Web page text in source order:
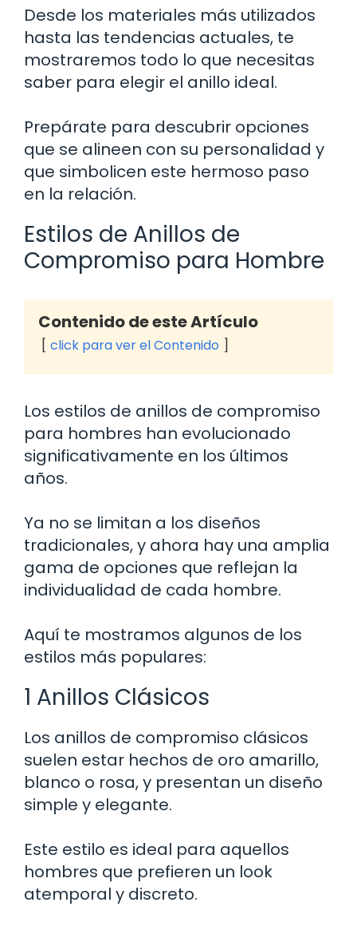
Desde los materiales más utilizados
hasta las tendencias actuales, te
mostraremos todo lo que necesitas
saber para elegir el anillo ideal.
Prepárate para descubrir opciones
que se alineen con su personalidad y
que simbolicen este hermoso paso
en la relación.
Estilos de Anillos de
Compromiso para Hombre
Contenido de este Artículo
click para ver el Contenido
Los estilos de anillos de compromiso
para hombres han evolucionado
significativamente en los últimos
años.
Ya no se limitan a los diseños
tradicionales, y ahora hay una amplia
gama de opciones que reflejan la
individualidad de cada hombre.
Aquí te mostramos algunos de los
estilos más populares:
1 Anillos Clásicos
Los anillos de compromiso clásicos
suelen estar hechos de oro amarillo,
blanco o rosa, y presentan un diseño
simple y elegante.
Este estilo es ideal para aquellos
hombres que prefieren un look
atemporal y discreto.